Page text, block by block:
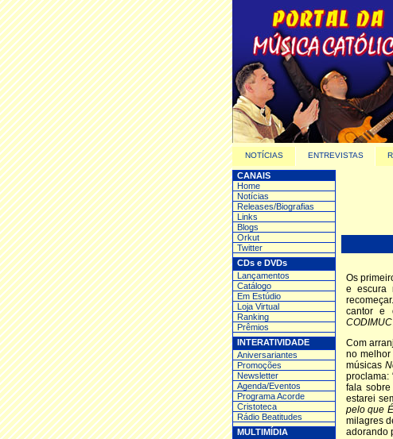
NOTÍCIAS ENTREVISTAS
CANAIS
Home
Notícias
Releases/Biografias
Links
Blogs
Orkut
Twitter
CDs e DVDs
Lançamentos
Catálogo
Em Estúdio
Loja Virtual
Ranking
Prêmios
INTERATIVIDADE
Aniversariantes
Promoções
Newsletter
Agenda/Eventos
Programa Acorde
Cristoteca
Rádio Beatitudes
MULTIMÍDIA
Os
e escura
cantor e
CODIMUC
Com
no
músicas
proclama:
fala
estarei
pelo que
milagres
adorando